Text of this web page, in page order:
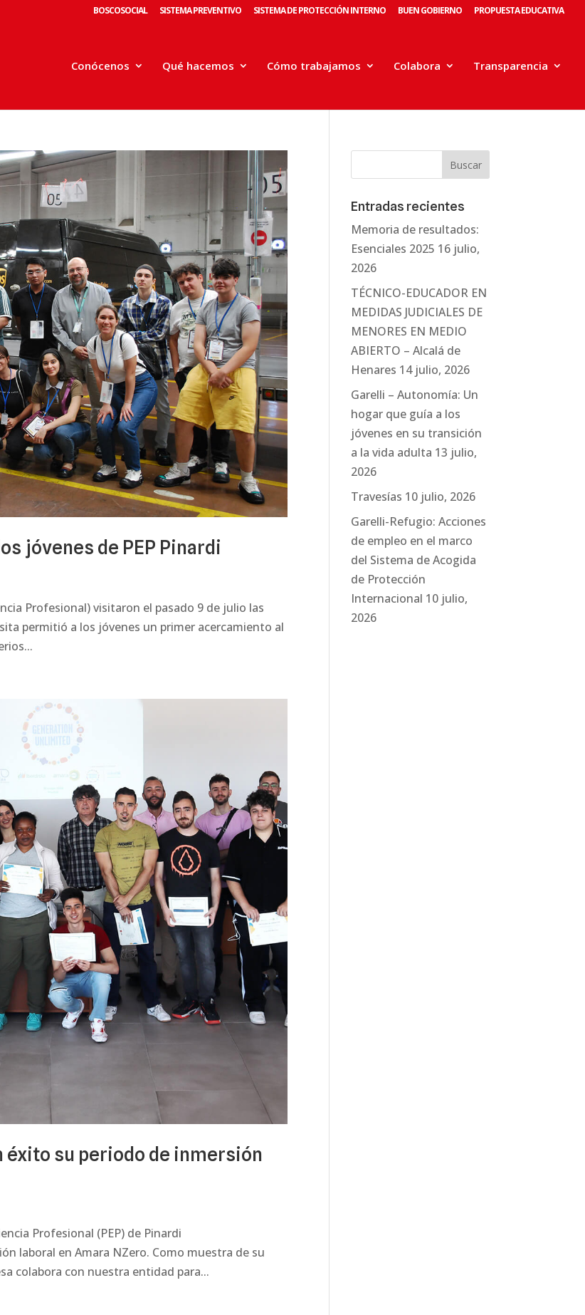
BOSCOSOCIAL SISTEMA PREVENTIVO SISTEMA DE PROTECCIÓN INTERNO BUEN GOBIERNO PROPUESTA EDUCATIVA
Conócenos Qué hacemos Cómo trabajamos Colabora Transparencia
jóvenes de PEP Pinardi
Profesional) visitaron el pasado 9 de julio las
permitió a los jóvenes un primer acercamiento al
éxito su periodo de inmersión
Profesional (PEP) de Pinardi
laboral en Amara NZero. Como muestra de su
colabora con nuestra entidad para...
Entradas recientes
Memoria de resultados:
Esenciales 2025 16 julio,
2026
TÉCNICO-EDUCADOR EN
MEDIDAS JUDICIALES DE
MENORES EN MEDIO
ABIERTO – Alcalá de
Henares 14 julio, 2026
Garelli – Autonomía: Un
hogar que guía a los
jóvenes en su transición
a la vida adulta 13 julio,
2026
Travesías 10 julio, 2026
Garelli-Refugio: Acciones
de empleo en el marco
del Sistema de Acogida
de Protección
Internacional 10 julio,
2026